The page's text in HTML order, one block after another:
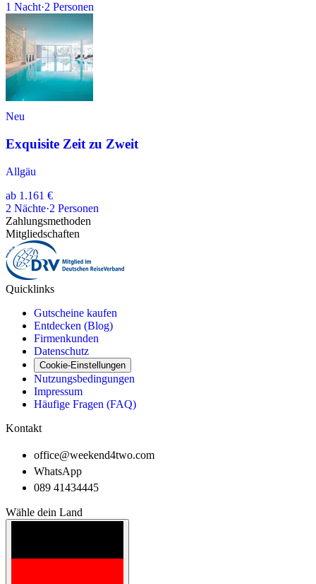
1 Nacht·2 Personen
Neu
Exquisite Zeit zu Zweit
Allgäu
ab 1.161 €
2 Nächte·2 Personen
Zahlungsmethoden
Mitgliedschaften
Quicklinks
Gutscheine kaufen
Entdecken (Blog)
Firmenkunden
Datenschutz
Cookie-Einstellungen
Nutzungsbedingungen
Impressum
Häufige Fragen (FAQ)
Kontakt
office@weekend4two.com
WhatsApp
089 41434445
Wähle dein Land